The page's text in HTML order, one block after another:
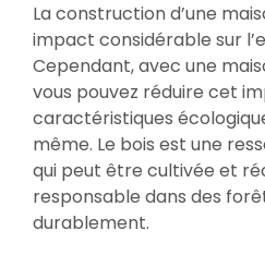
La construction d’une
impact considérable sur
Cependant, avec une
vous pouvez réduire cet
caractéristiques
même. Le bois est une
qui peut être cultivée et
responsable dans des
durablement.